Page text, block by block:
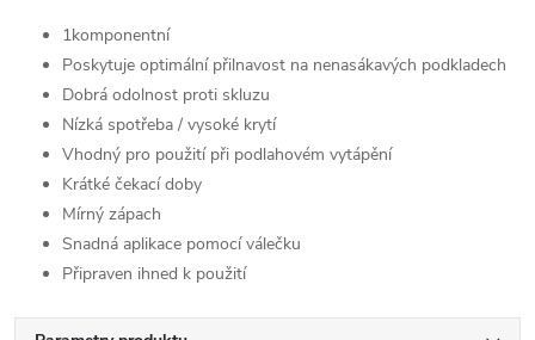
1komponentní
Poskytuje optimální přilnavost na nenasákavých podkladech
Dobrá odolnost proti skluzu
Nízká spotřeba / vysoké krytí
Vhodný pro použití při podlahovém vytápění
Krátké čekací doby
Mírný zápach
Snadná aplikace pomocí válečku
Připraven ihned k použití